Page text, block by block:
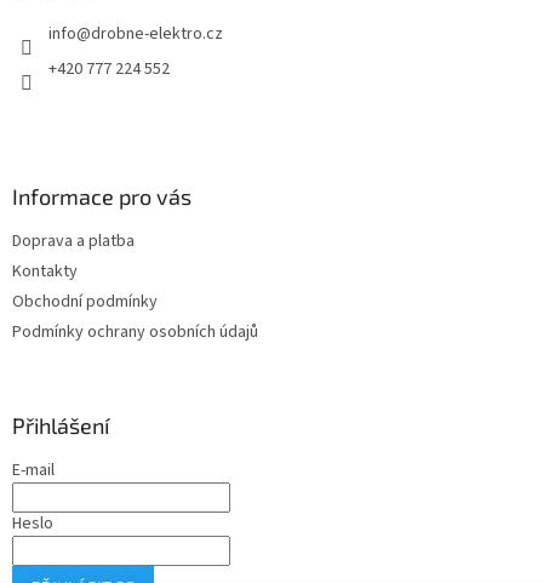
info@drobne-elektro.cz
+420 777 224 552
Informace pro vás
Doprava a platba
Kontakty
Obchodní podmínky
Podmínky ochrany osobních údajů
Přihlášení
E-mail
Heslo